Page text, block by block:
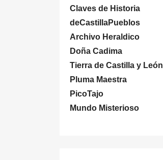
Claves de Historia
deCastillaPueblos
Archivo Heraldico
Doña Cadima
Tierra de Castilla y León
Pluma Maestra
PicoTajo
Mundo Misterioso